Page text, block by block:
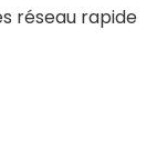
réseau rapide